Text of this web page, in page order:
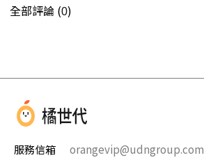
全部評論 (0)
服務信箱 orangevip@udngroup.com